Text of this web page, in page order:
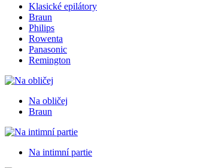
Klasické epilátory
Braun
Philips
Rowenta
Panasonic
Remington
Na obličej
Braun
Na intimní partie